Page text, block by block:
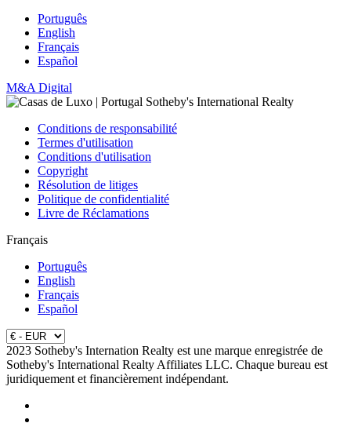
Português
English
Français
Español
M&A Digital
Conditions de responsabilité
Termes d'utilisation
Conditions d'utilisation
Copyright
Résolution de litiges
Politique de confidentialité
Livre de Réclamations
Français
Português
English
Français
Español
2023 Sotheby's Internation Realty est une marque enregistrée de
Sotheby's International Realty Affiliates LLC. Chaque bureau est
juridiquement et financièrement indépendant.